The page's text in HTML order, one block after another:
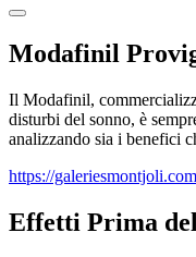
Modafinil
Il Modafinil,
disturbi del sonno, è
analizzando sia i benefici
https://
Effetti Prima